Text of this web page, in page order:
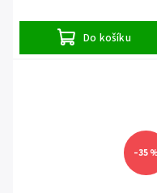
Do košíku
–35 %